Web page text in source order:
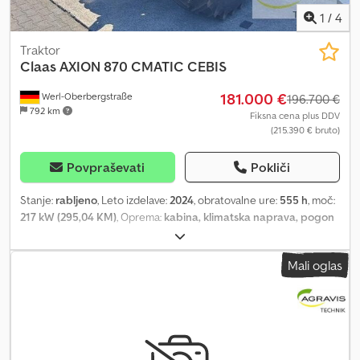
1 / 4
Werl-Oberbergstraße
792 km
Traktor
ClaasAXION 870 CMATIC CEBIS
181.000 €196.700 €
Fiksna cena plus DDV
(215.390 € bruto)
Povpraševati Pokliči
Stanje: rabljeno, Leto izdelave: 2024, obratovalne ure: 555 h, moč:
217 kW (295,04 KM) , Oprema: kabina, klimatska naprava, pogon
na vsa štiri kolesa, sprednji priključni vrat, zavorni sistem na
stisnjen zrak, AXION 870 CMATIC CEB (0010) Claas all-wheel drive
tractor in standard configuration. (0020) 6-cylinder FPT engine,
AdBlue (0050) CMATIC stepless transmission (0060) PROACTIV
hydraulic system, 205 l/min (0090) 5 electrohydraulic spool valves
(0100) Power-Beyond LS connections (0110) Claas front linkage,
Mali oglas